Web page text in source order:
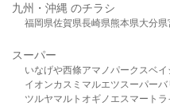
九州・沖縄 のチラシ
福岡県佐賀県長崎県熊本県大分県
スーパー
いなげや西條アマノパークスベイ
イオンカスミ マルエツスーパーバ
ツルヤマルト オギノ エスマート ラ